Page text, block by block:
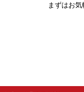
まずはお